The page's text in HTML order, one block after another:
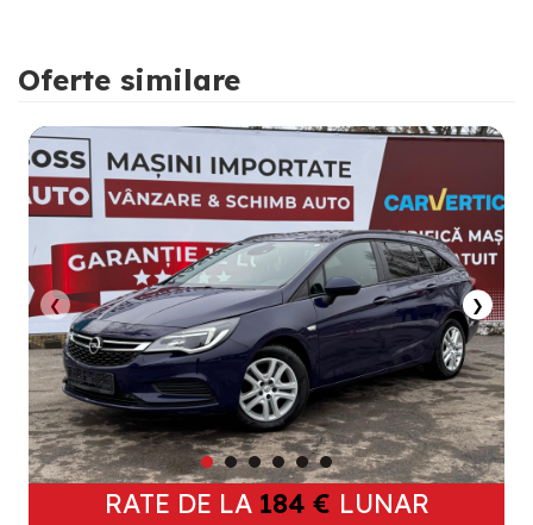
Oferte similare
❮ ❯
RATE DE LA 184 € LUNAR